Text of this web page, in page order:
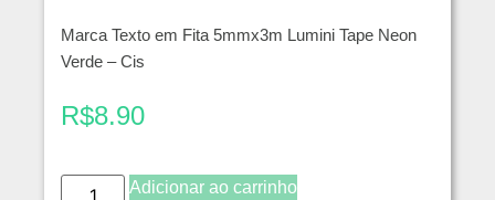
Marca Texto em Fita 5mmx3m Lumini Tape Neon
Verde – Cis
R$8.90
Adicionar ao carrinho